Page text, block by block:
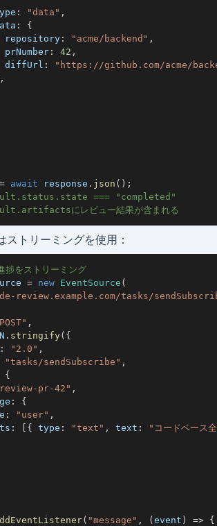
: "data" ,
:
{
repository
: "acme/backend" ,
prNumber
: 42 ,
diffUrl
:
"https://github.com/acme/
,
= await response . json ( ) ;
=== "completed"
にレビュー結果が含まれる
ストリーミングを使用：
をストリーミング
= new EventSource (
review.example.com/tasks/
,
. stringify( {
: "2.0" ,
"tasks/sendSubscribe" ,
{
pr-42" ,
:
{
: "user" ,
: [ { type : "text" , text :
"コードベース
( "message" , (event ) => {